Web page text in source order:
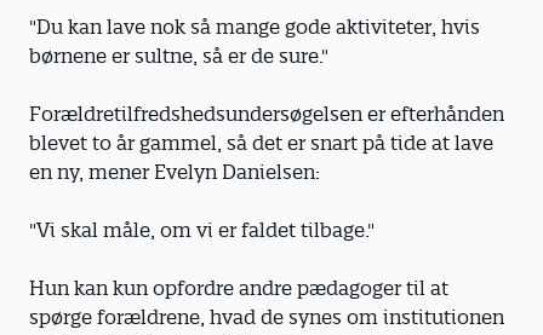
"Du kan lave nok så mange gode aktiviteter, hvis
børnene er sultne, så er de sure."
Forældretilfredshedsundersøgelsen er efterhånden
blevet to år gammel, så det er snart på tide at lave
en ny, mener Evelyn Danielsen:
"Vi skal måle, om vi er faldet tilbage."
Hun kan kun opfordre andre pædagoger til at
spørge forældrene, hvad de synes om institutionen